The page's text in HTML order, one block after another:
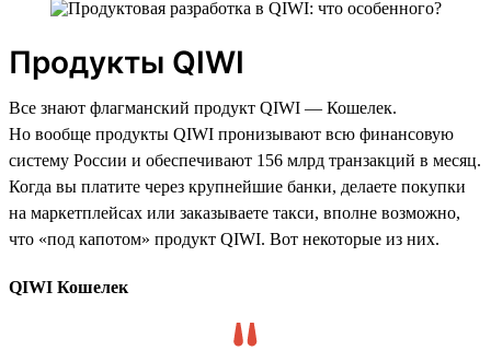
Продукты QIWI
Все знают флагманский продукт QIWI — Кошелек.
Но вообще продукты QIWI пронизывают всю финансовую
систему России и обеспечивают 156 млрд транзакций в месяц.
Когда вы платите через крупнейшие банки, делаете покупки
на маркетплейсах или заказываете такси, вполне возможно,
что «под капотом» продукт QIWI. Вот некоторые из них.
QIWI Кошелек